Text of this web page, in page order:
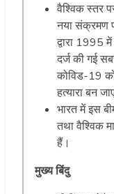
वैश्विक स्तर
नया संक्रमण
द्वारा 1995
दर्ज की गई
कोविड-19
हत्यारा बन
भारत में इस
तथा वैश्विक
हैं।
मुख्य बिंदु